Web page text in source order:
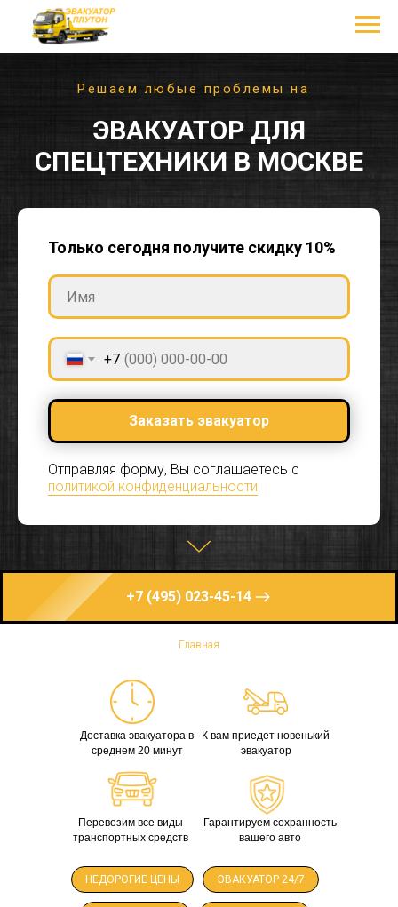
ЭВАКУАТОР ДЛЯ
СПЕЦТЕХНИКИ В МОСКВЕ
Только сегодня получите скидку 10%
+7
Заказать эвакуатор
Отправляя форму, Вы соглашаетесь с
политикой конфиденциальности
+7 (495) 023-45-14
Главная
Доставка эвакуатора в
среднем 20 минут
Гарантируем сохранность
вашего авто
К вам приедет новенький
эвакуатор
Перевозим все виды
транспортных средств
НЕДОРОГИЕ ЦЕНЫ ЭВАКУАТОР 24/7